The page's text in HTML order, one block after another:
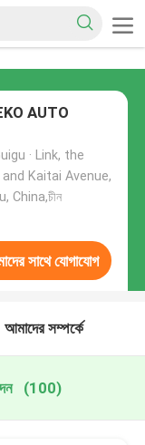
AUTO
· Link, the
Kaitai Avenue,
China,চীন
সাথে যোগাযোগ
আমাদের সম্পর্কে
(100)